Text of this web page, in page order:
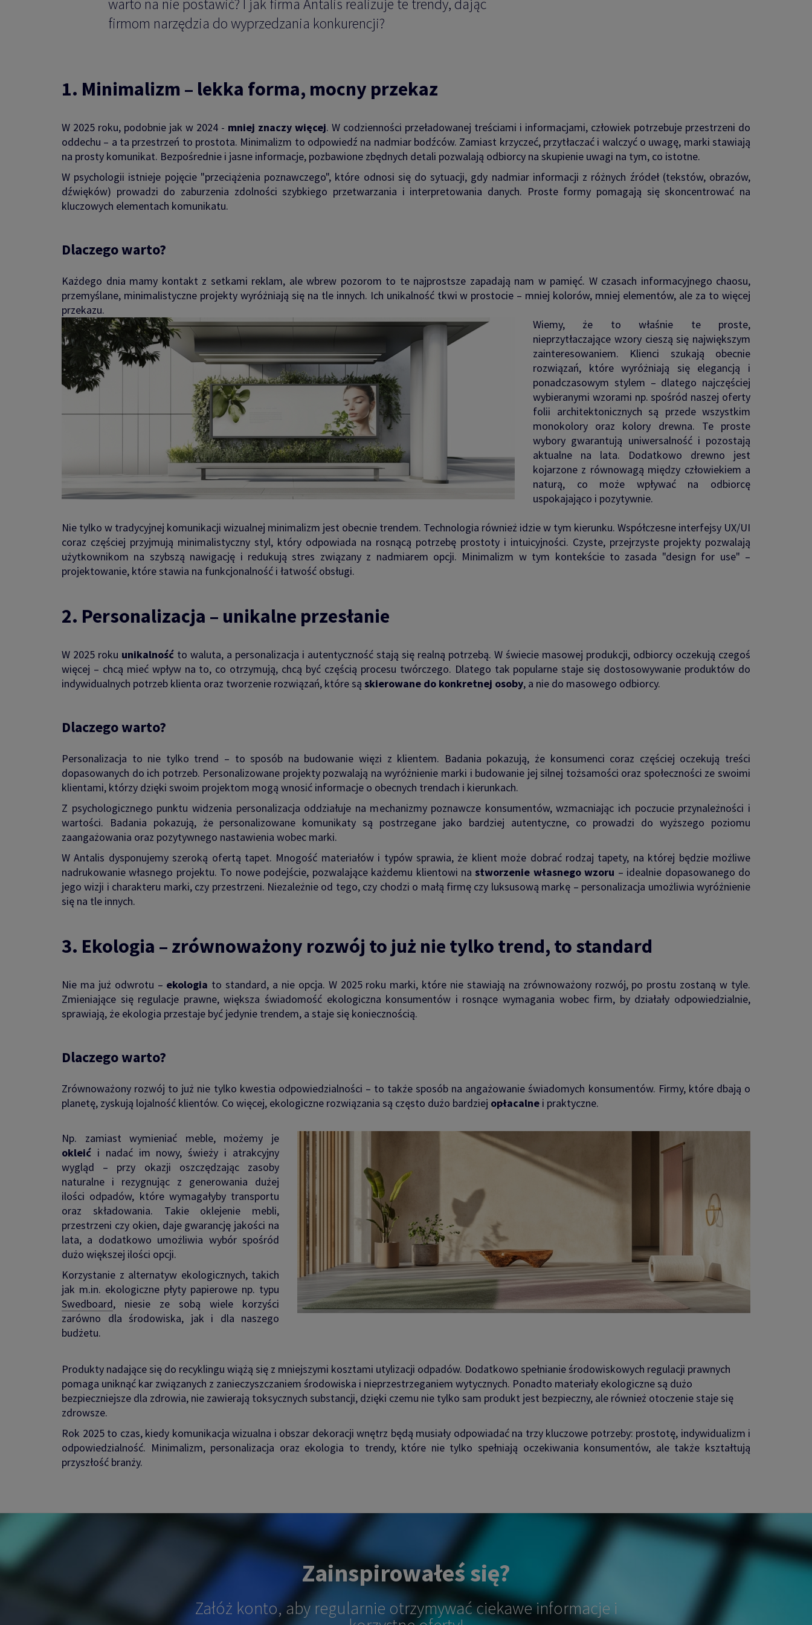
warto na nie postawić? I jak firma Antalis realizuje te trendy, dając
firmom narzędzia do wyprzedzania konkurencji?
1. Minimalizm – lekka forma, mocny przekaz
W 2025 roku, podobnie jak w 2024 - mniej znaczy więcej. W codzienności przeładowanej treściami i informacjami, człowiek potrzebuje przestrzeni do
oddechu – a ta przestrzeń to prostota. Minimalizm to odpowiedź na nadmiar bodźców. Zamiast krzyczeć, przytłaczać i walczyć o uwagę, marki stawiają
na prosty komunikat. Bezpośrednie i jasne informacje, pozbawione zbędnych detali pozwalają odbiorcy na skupienie uwagi na tym, co istotne.
W psychologii istnieje pojęcie "przeciążenia poznawczego", które odnosi się do sytuacji, gdy nadmiar informacji z różnych źródeł (tekstów, obrazów,
dźwięków) prowadzi do zaburzenia zdolności szybkiego przetwarzania i interpretowania danych. Proste formy pomagają się skoncentrować na
kluczowych elementach komunikatu.
Dlaczego warto?
Każdego dnia mamy kontakt z setkami reklam, ale wbrew pozorom to te najprostsze zapadają nam w pamięć. W czasach informacyjnego chaosu,
przemyślane, minimalistyczne projekty wyróżniają się na tle innych. Ich unikalność tkwi w prostocie – mniej kolorów, mniej elementów, ale za to więcej
przekazu.
Wiemy, że to właśnie te proste,
nieprzytłaczające wzory cieszą się największym
zainteresowaniem. Klienci szukają obecnie
rozwiązań, które wyróżniają się elegancją i
ponadczasowym stylem – dlatego najczęściej
wybieranymi wzorami np. spośród naszej oferty
folii architektonicznych są przede wszystkim
monokolory oraz kolory drewna. Te proste
wybory gwarantują uniwersalność i pozostają
aktualne na lata. Dodatkowo drewno jest
kojarzone z równowagą między człowiekiem a
naturą, co może wpływać na odbiorcę
uspokajająco i pozytywnie.
Nie tylko w tradycyjnej komunikacji wizualnej minimalizm jest obecnie trendem. Technologia również idzie w tym kierunku. Współczesne interfejsy UX/UI
coraz częściej przyjmują minimalistyczny styl, który odpowiada na rosnącą potrzebę prostoty i intuicyjności. Czyste, przejrzyste projekty pozwalają
użytkownikom na szybszą nawigację i redukują stres związany z nadmiarem opcji. Minimalizm w tym kontekście to zasada "design for use" –
projektowanie, które stawia na funkcjonalność i łatwość obsługi.
2. Personalizacja – unikalne przesłanie
W 2025 roku unikalność to waluta, a personalizacja i autentyczność stają się realną potrzebą. W świecie masowej produkcji, odbiorcy oczekują czegoś
więcej – chcą mieć wpływ na to, co otrzymują, chcą być częścią procesu twórczego. Dlatego tak popularne staje się dostosowywanie produktów do
indywidualnych potrzeb klienta oraz tworzenie rozwiązań, które są skierowane do konkretnej osoby, a nie do masowego odbiorcy.
Dlaczego warto?
Personalizacja to nie tylko trend – to sposób na budowanie więzi z klientem. Badania pokazują, że konsumenci coraz częściej oczekują treści
dopasowanych do ich potrzeb. Personalizowane projekty pozwalają na wyróżnienie marki i budowanie jej silnej tożsamości oraz społeczności ze swoimi
klientami, którzy dzięki swoim projektom mogą wnosić informacje o obecnych trendach i kierunkach.
Z psychologicznego punktu widzenia personalizacja oddziałuje na mechanizmy poznawcze konsumentów, wzmacniając ich poczucie przynależności i
wartości. Badania pokazują, że personalizowane komunikaty są postrzegane jako bardziej autentyczne, co prowadzi do wyższego poziomu
zaangażowania oraz pozytywnego nastawienia wobec marki.
W Antalis dysponujemy szeroką ofertą tapet. Mnogość materiałów i typów sprawia, że klient może dobrać rodzaj tapety, na której będzie możliwe
nadrukowanie własnego projektu. To nowe podejście, pozwalające każdemu klientowi nastworzenie własnego wzoru – idealnie dopasowanego do
jego wizji i charakteru marki, czy przestrzeni. Niezależnie od tego, czy chodzi o małą firmę czy luksusową markę – personalizacja umożliwia wyróżnienie
się na tle innych.
3. Ekologia – zrównoważony rozwój to już nie tylko trend, to standard
Nie ma już odwrotu – ekologia to standard, a nie opcja. W 2025 roku marki, które nie stawiają na zrównoważony rozwój, po prostu zostaną w tyle.
Zmieniające się regulacje prawne, większa świadomość ekologiczna konsumentów i rosnące wymagania wobec firm, by działały odpowiedzialnie,
sprawiają, że ekologia przestaje być jedynie trendem, a staje się koniecznością.
Dlaczego warto?
Zrównoważony rozwój to już nie tylko kwestia odpowiedzialności – to także sposób na angażowanie świadomych konsumentów. Firmy, które dbają o
planetę, zyskują lojalność klientów. Co więcej, ekologiczne rozwiązania są często dużo bardziej opłacalne i praktyczne.
Np. zamiast wymieniać meble, możemy je
okleić i nadać im nowy, świeży i atrakcyjny
wygląd – przy okazji oszczędzając zasoby
naturalne i rezygnując z generowania dużej
ilości odpadów, które wymagałyby transportu
oraz składowania. Takie oklejenie mebli,
przestrzeni czy okien, daje gwarancję jakości na
lata, a dodatkowo umożliwia wybór spośród
dużo większej ilości opcji.
Korzystanie z alternatyw ekologicznych, takich
jak m.in. ekologiczne płyty papierowe np. typu
Swedboard, niesie ze sobą wiele korzyści
zarówno dla środowiska, jak i dla naszego
budżetu.
Produkty nadające się do recyklingu wiążą się z mniejszymi kosztami utylizacji odpadów. Dodatkowo spełnianie środowiskowych regulacji prawnych
pomaga uniknąć kar związanych z zanieczyszczaniem środowiska i nieprzestrzeganiem wytycznych. Ponadto materiały ekologiczne są dużo
bezpieczniejsze dla zdrowia, nie zawierają toksycznych substancji, dzięki czemu nie tylko sam produkt jest bezpieczny, ale również otoczenie staje się
zdrowsze.
Rok 2025 to czas, kiedy komunikacja wizualna i obszar dekoracji wnętrz będą musiały odpowiadać na trzy kluczowe potrzeby: prostotę, indywidualizm i
odpowiedzialność. Minimalizm, personalizacja oraz ekologia to trendy, które nie tylko spełniają oczekiwania konsumentów, ale także kształtują
przyszłość branży.
Zainspirowałeś się?
Załóż konto, aby regularnie otrzymywać ciekawe informacje i